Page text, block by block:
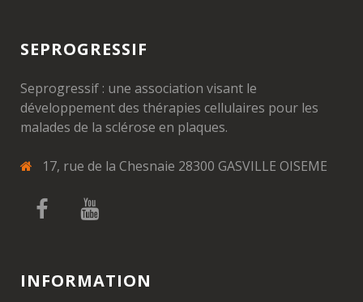
SEPROGRESSIF
Seprogressif : une association visant le
développement des thérapies cellulaires pour les
malades de la sclérose en plaques.
17, rue de la Chesnaie 28300 GASVILLE OISEME
INFORMATION